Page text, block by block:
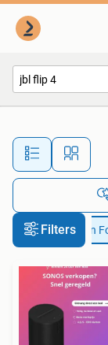
Filters
Audio, Tv en